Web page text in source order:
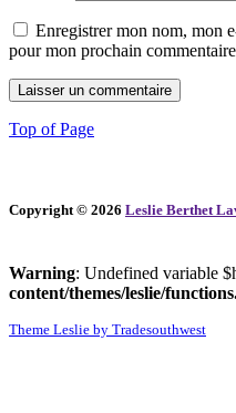
Enregistrer mon nom, mon
pour mon prochain
Top of Page
Copyright © 2026 Leslie Berthet
Warning: Undefined variable
content/themes/leslie/
Theme Leslie by Tradesouthwest